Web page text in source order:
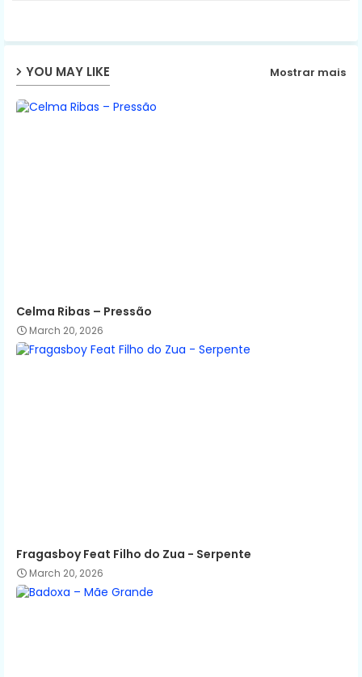
ap
YOU MAY LIKE Mostrar mais
Celma Ribas – Pressão
March 20, 2026
Fragasboy Feat Filho do Zua - Serpente
March 20, 2026